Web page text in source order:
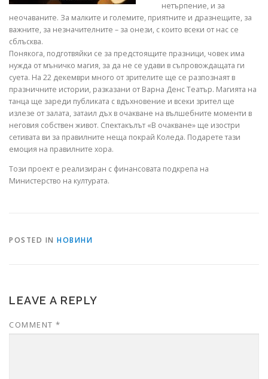
нетърпение, и за
неочаваните. За малките и големите, приятните и дразнещите, за
важните, за незначителните – за онези, с които всеки от нас се
сблъсква.
Понякога, подготвяйки се за предстоящите празници, човек има
нужда от мъничко магия, за да не се удави в съпровождащата ги
суета. На 22 декември много от зрителите ще се разпознаят в
празничните истории, разказани от Варна Денс Театър. Магията на
танца ще зареди публиката с вдъхновение и всеки зрител ще
излезе от залата, затаил дъх в очакване на вълшебните моменти в
неговия собствен живот. Спектакълът «В очакване» ще изостри
сетивата ви за правилните неща покрай Коледа. Подарете тази
емоция на правилните хора.
Този проект е реализиран с финансовата подкрепа на
Министерство на културата.
POSTED IN НОВИНИ
LEAVE A REPLY
COMMENT *